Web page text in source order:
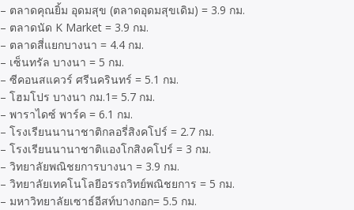
– ตลาดคุณยิ้ม อุดมสุข (ตลาดอุดมสุขเดิม) = 3.9 กม.
– ตลาดนัด K Market = 3.9 กม.
– ตลาดสี่แยกบางนา = 4.4 กม.
– เซ็นทรัล บางนา = 5 กม.
– ซีคอนสแควร์​ ศรีนครินทร์ = 5.1 กม.
– โฮมโปร บางนา กม.1= 5.7 กม.
– พาราไดซ์ พาร์ค = 6.1 กม.
– โรงเรียนนานาชาติกลอรี่สิงคโปร์ = 2.7 กม.
– โรงเรียนนานาชาติแองโกสิงคโปร์ = 3 กม.
– วิทยาลัยพณิชยการบางนา = 3.9 กม.
– วิทยาลัยเทคโนโลยีอรรถวิทย์พณิชยการ = 5 กม.
– มหาวิทยาลัยเซาธ์อีสท์บางกอก= 5.5 กม.